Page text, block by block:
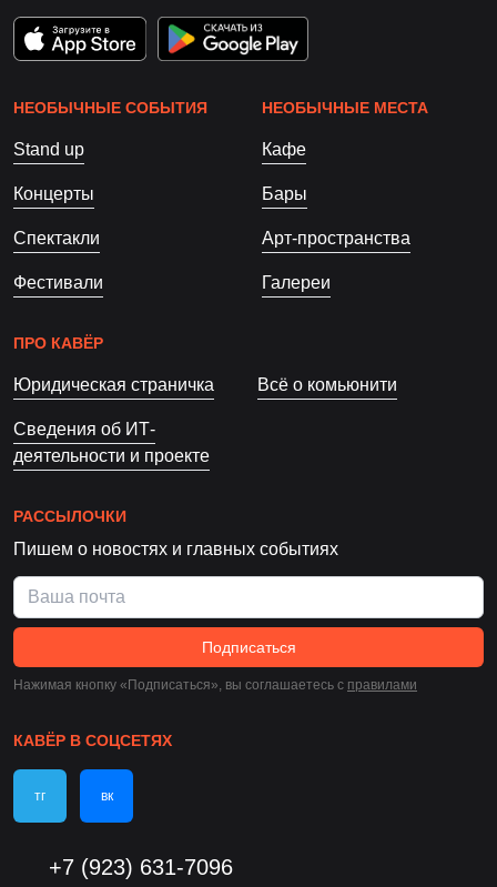
НЕОБЫЧНЫЕ СОБЫТИЯ
Stand up
Концерты
Спектакли
Фестивали
НЕОБЫЧНЫЕ МЕСТА
Кафе
Бары
Арт-пространства
Галереи
ПРО КАВЁР
Юридическая страничка Всё о комьюнити
Сведения об ИТ-
деятельности и проекте
РАССЫЛОЧКИ
Пишем о новостях и главных событиях
Подписаться
Нажимая кнопку «Подписаться», вы соглашаетесь c правилами
КАВЁР В СОЦСЕТЯХ
тг вк
+7 (923) 631-7096